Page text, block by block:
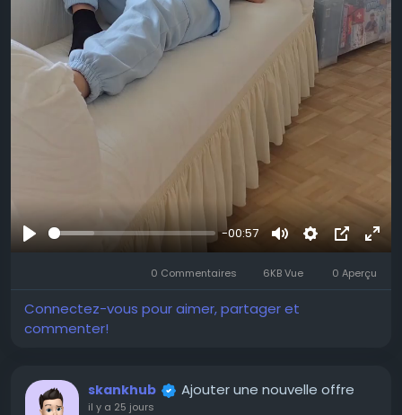
-00:57
MuetSettings
Image
dans
Plein
0 Commentaires 6KB Vue 0 Aperçu
Connectez-vous pour aimer, partager et
commenter!
skankhub Ajouter une nouvelle offre
il y a 25 jours